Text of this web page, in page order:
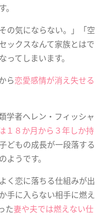
の気にならない。」「空
ックスなんて家族とはで
てしまいます。
ら恋愛感情が消え失せる
学者ヘレン・フィッシャ
は１８か月から３年しか持
どもの成長が一段落する
ようです。
く恋に落ちる仕組みが出
手に入らない相手に燃え
た妻や夫では燃えない仕